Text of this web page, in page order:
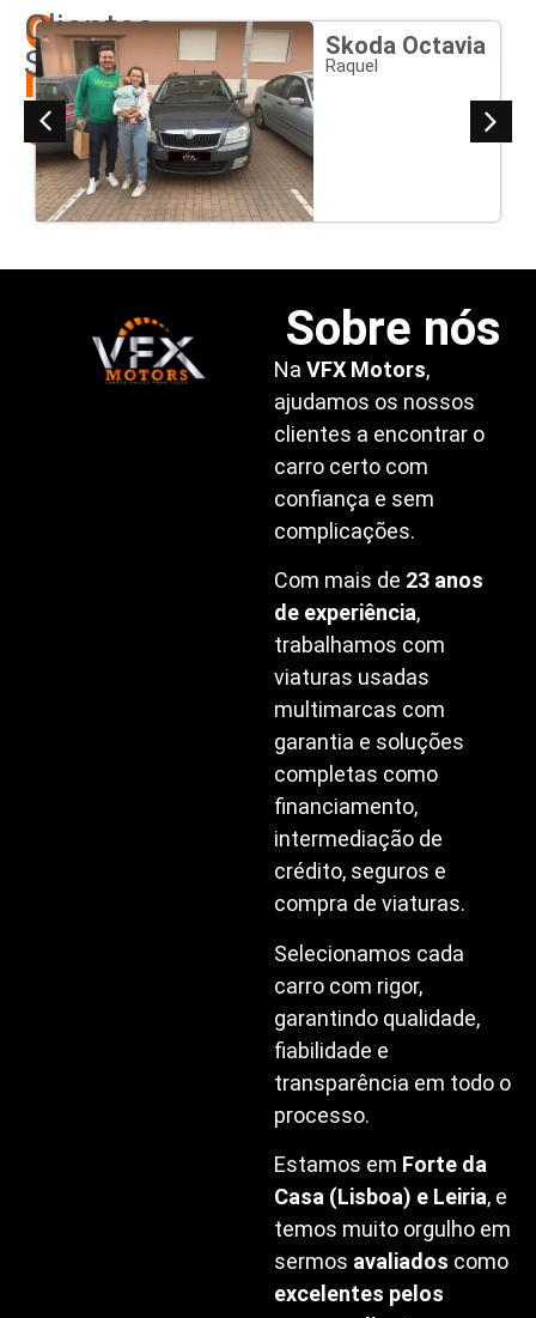
Os
nossos
clientes
Clientes
Satisfeitos
Skoda Octavia
Raquel
Sobre nós
NaVFX Motors,
ajudamos os nossos
clientes a encontrar o
carro certo com
confiança e sem
complicações.
Com mais de 23 anos
de experiência,
trabalhamos com
viaturas usadas
multimarcas com
garantia e soluções
completas como
financiamento,
intermediação de
crédito, seguros e
compra de viaturas.
Selecionamos cada
carro com rigor,
garantindo qualidade,
fiabilidade e
transparência em todo o
processo.
Estamos em Forte da
Casa (Lisboa) e Leiria, e
temos muito orgulho em
sermos avaliados como
excelentes pelos